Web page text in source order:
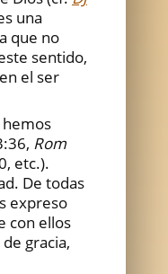
una
que no
sentido,
el ser
hemos
Rom
etc.).
De todas
expreso
con ellos
gracia,